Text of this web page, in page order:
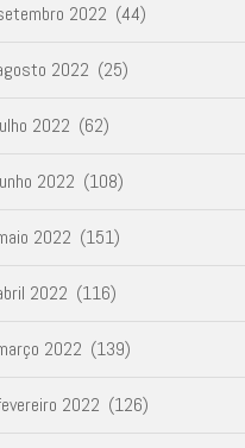
2022 (44)
2022 (25)
2022 (62)
2022 (108)
2022 (151)
2022 (116)
2022 (139)
2022 (126)